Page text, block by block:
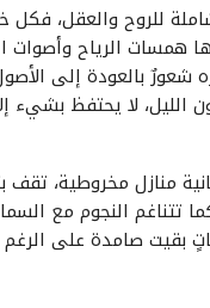
للروح والعقل،
همسات الرياح وأصوات
شعورٌ بالعودة إلى
لا يحتفظ بشيء
منازل مخروطية، تقف
تتناغم النجوم مع
بقيت صامدة على